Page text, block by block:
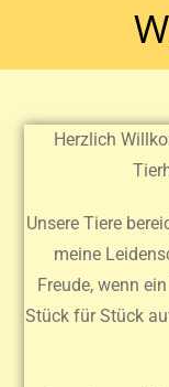
Herzlich
Unsere Tiere
meine
Freude, wenn
Stück für Stück